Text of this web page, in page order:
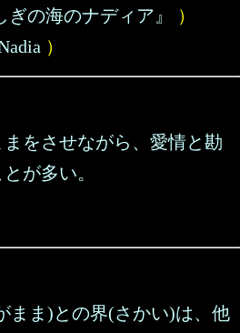
ぎの海のナディア』
）
）
をさせながら、愛情と勘
が多い。
まま)との界(さかい)は、他